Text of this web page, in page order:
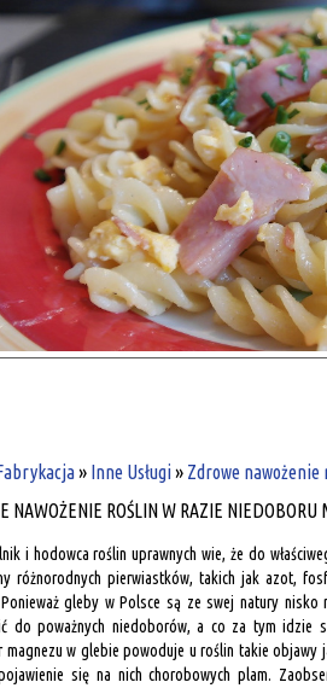
» Inne Usługi» Zdrowe
NAWOŻENIE ROŚLIN W RAZIE NIEDOBORU
i hodowca roślin uprawnych wie, że do
różnorodnych pierwiastków, takich jak azot,
gleby w Polsce są ze swej natury nisko
do poważnych niedoborów, a co za tym idzie
magnezu w glebie powoduje u roślin takie objawy
się na nich chorobowych plam.